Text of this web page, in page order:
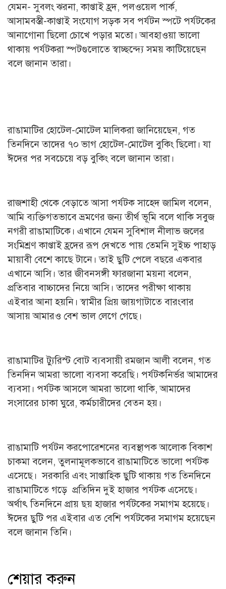
যেমন- সুবলং ঝরনা, কাপ্তাই হ্রদ, পলওয়েল পার্ক,
আসামবস্তী-কাপ্তাই সংযোগ সড়ক সব পর্যটন স্পটে পর্যটকের
আনাগোনা ছিলো চোখে পড়ার মতো। আবহাওয়া ভালো
থাকায় পর্যটকরা স্পটগুলোতে স্বাচ্ছন্দ্যে সময় কাটিয়েছেন
বলে জানান তারা।
রাঙামাটির হোটেল-মোটেল মালিকরা জানিয়েছেন, গত
তিনদিনে তাদের ৭০ ভাগ হোটেল-মোটেল বুকিং ছিলো। যা
ঈদের পর সবচেয়ে বড় বুকিং বলে জানান তারা।
রাজশাহী থেকে বেড়াতে আসা পর্যটক সাহেদ জামিল বলেন,
আমি ব্যক্তিগতভাবে ভ্রমণের জন্য তীর্থ ভূমি বলে থাকি সবুজ
নগরী রাঙামাটিকে। এখানে যেমন সুবিশাল নীলাভ জলের
সংমিশ্রণ কাপ্তাই হ্রদের রূপ দেখতে পায় তেমনি সুইচ্চ পাহাড়
মায়াবী বেশে কাছে টানে। তাই ছুটি পেলে বছরে একবার
এখানে আসি। তার জীবনসঙ্গী ফারজানা ময়না বলেন,
প্রতিবার বাচ্চাদের নিয়ে আসি। তাদের পরীক্ষা থাকায়
এইবার আনা হয়নি। স্বামীর প্রিয় জায়গাটাতে বারংবার
আসায় আমারও বেশ ভাল লেগে গেছে।
রাঙামাটির ট্যুরিস্ট বোট ব্যবসায়ী রমজান আলী বলেন, গত
তিনদিন আমরা ভালো ব্যবসা করেছি। পর্যটকনির্ভর আমাদের
ব্যবসা। পর্যটক আসলে আমরা ভালো থাকি, আমাদের
সংসারের চাকা ঘুরে, কর্মচারীদের বেতন হয়।
রাঙামাটি পর্যটন করপোরেশনের ব্যবস্থাপক আলোক বিকাশ
চাকমা বলেন, তুলনামূলকভাবে রাঙামাটিতে ভালো পর্যটক
এসেছে। সরকারি এবং সাপ্তাহিক ছুটি থাকায় গত তিনদিনে
রাঙামাটিতে গড়ে প্রতিদিন দুই হাজার পর্যটক এসেছে।
অর্থাৎ তিনদিনে প্রায় ছয় হাজার পর্যটকের সমাগম হয়েছে।
ঈদের ছুটি পর এইবার এত বেশি পর্যটকের সমাগম হয়েছেন
বলে জানান তিনি।
শেয়ার করুন